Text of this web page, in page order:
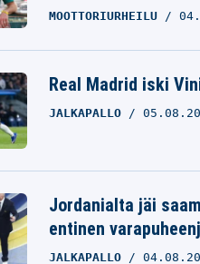
MOOTTORIURHEILU
Real Madrid iski
JALKAPALLO
Jordanialta jäi
entinen
JALKAPALLO